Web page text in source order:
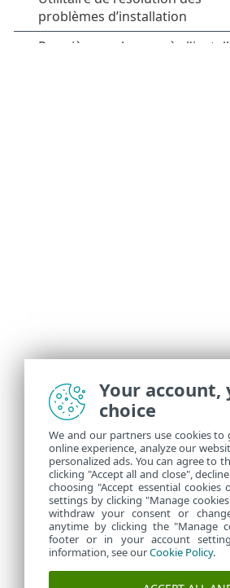
Your account,
choice
We and our partners use cookies
online experience, analyze our
personalized ads. You can agree to
clicking "Accept all and close",
choosing "Accept essential
settings by clicking "Manage
withdraw your consent or
anytime by clicking the "Manage
footer or in your account
information, see ourCookie Policy.